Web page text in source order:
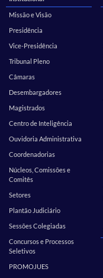
Missão e Visão
Presidência
Vice-Presidência
Tribunal Pleno
Câmaras
Desembargadores
Magistrados
Centro de Inteligência
Ouvidoria Administrativa
Coordenadorias
Núcleos, Comissões e
Comitês
Setores
Plantão Judiciário
Sessões Colegiadas
Concursos e Processos
Seletivos
PROMOJUES